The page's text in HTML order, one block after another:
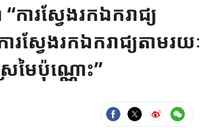
រស្វែងរកឯករាជ្យ
ស្វែងរកឯករាជ្យតាមរយៈ
រមៃប៉ុណ្ណោះ”